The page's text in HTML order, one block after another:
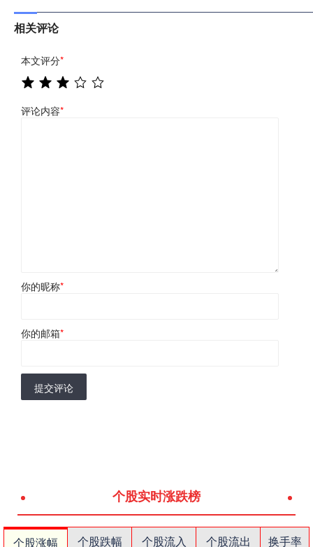
相关评论
本文评分*
评论内容*
你的昵称*
你的邮箱*
提交评论
个股实时涨跌榜
个股涨幅 个股跌幅 个股流入 个股流出
换手率